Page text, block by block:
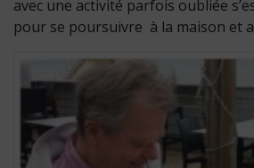
avec une activité parfois oubliée
pour se poursuivre à la maison et